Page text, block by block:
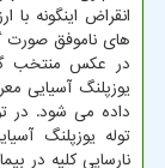
انقراض اینگونه
های ناموفق صورت
در عکس منتخب
یوزپلنگ آسیایی
داده می شود. در
توله یوزپلنگ
نارسایی کلیه در